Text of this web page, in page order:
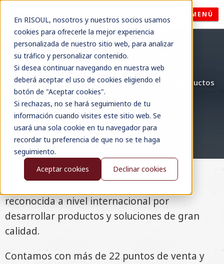
En RISOUL, nosotros y nuestros socios usamos
cookies para ofrecerle la mejor experiencia
personalizada de nuestro sitio web, para analizar
su tráfico y personalizar contenido.
Si desea continuar navegando en nuestra web
deberá aceptar el uso de cookies eligiendo el
botón de "Aceptar cookies".
Si rechazas, no se hará seguimiento de tu
información cuando visites este sitio web. Se
usará una sola cookie en tu navegador para
recordar tu preferencia de que no se te haga
seguimiento.
Aceptar cookies
Declinar cookies
MENÚ
PRODUCTOS MEI
¿Necesitas asesoría, información o precio de productos
MEI?
Contáctanos
reconocida a nivel internacional por
desarrollar productos y soluciones de gran
calidad.
Contamos con más de 22 puntos de venta y